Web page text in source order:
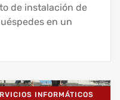
de instalación de
en un
INFORMÁTICOS